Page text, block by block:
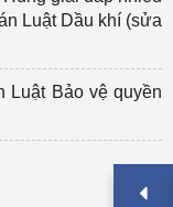
Luật Dầu khí (sửa
Luật Bảo vệ quyền